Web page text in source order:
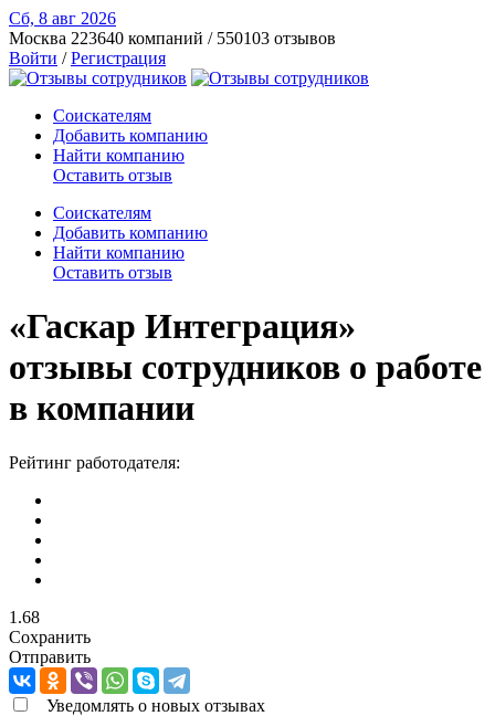
Сб, 8 авг 2026
Москва 223640 компаний / 550103 отзывов
Войти /Регистрация
Соискателям
Добавить компанию
Найти компанию
Оставить отзыв
Соискателям
Добавить компанию
Найти компанию
Оставить отзыв
«Гаскар Интеграция»
отзывы сотрудников о работе
в компании
Рейтинг работодателя:
1.68
Сохранить
Отправить
Уведомлять о новых отзывах